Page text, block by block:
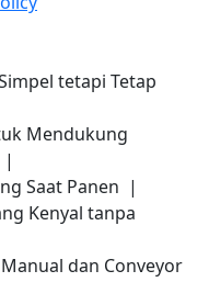
tetapi Tetap
Mendukung
|
Saat Panen |
Kenyal tanpa
dan Conveyor